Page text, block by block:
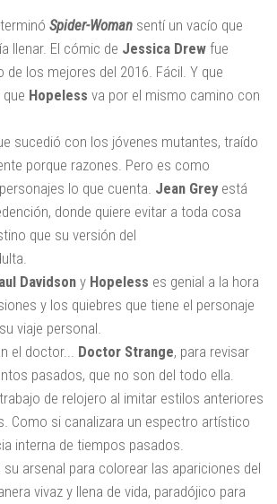
terminó Spider-Woman sentí un vacío que
llenar. El cómic de Jessica Drew fue
de los mejores del 2016. Fácil. Y que
Hopeless va por el mismo camino con
sucedió con los jóvenes mutantes, traído
porque razones. Pero es como
lo que cuenta. Jean Grey está
donde quiere evitar a toda cosa
que su versión del
Davidson y Hopeless es genial a la hora
y los quiebres que tiene el personaje
viaje personal.
el doctor... Doctor Strange, para revisar
pasados, que no son del todo ella.
de relojero al imitar estilos anteriores
Como si canalizara un espectro artístico
interna de tiempos pasados.
su arsenal para colorear las apariciones del
vivaz y llena de vida, paradójico para